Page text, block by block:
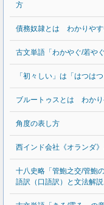
方
債務奴隷とは わかりやす
古文単語「わかやぐ/若や
「初々しい」は「はつは
ブルートゥスとは わか
角度の表し方
西インド会社《オランダ
十八史略「管鮑之交/管鮑
語訳（口語訳）と文法解説